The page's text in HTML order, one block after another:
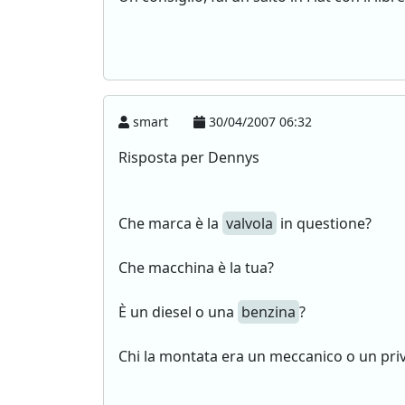
smart 30/04/2007 06:32
Risposta per Dennys
Che marca è la valvola in questione?
Che macchina è la tua?
È un diesel o una benzina ?
Chi la montata era un meccanico o un